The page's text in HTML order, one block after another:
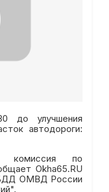
до улучшения
автодороги:
комиссия по
Okha65.RU
ОМВД России